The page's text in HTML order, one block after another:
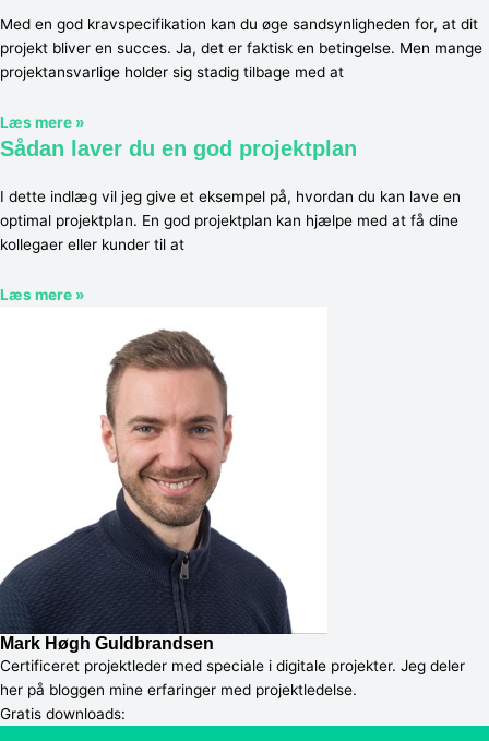
Med en god kravspecifikation kan du øge sandsynligheden for, at dit
projekt bliver en succes. Ja, det er faktisk en betingelse. Men mange
projektansvarlige holder sig stadig tilbage med at
Læs mere »
Sådan laver du en god projektplan
I dette indlæg vil jeg give et eksempel på, hvordan du kan lave en
optimal projektplan. En god projektplan kan hjælpe med at få dine
kollegaer eller kunder til at
Læs mere »
Mark Høgh Guldbrandsen
Certificeret projektleder med speciale i digitale projekter. Jeg deler
her på bloggen mine erfaringer med projektledelse.
Gratis downloads:​